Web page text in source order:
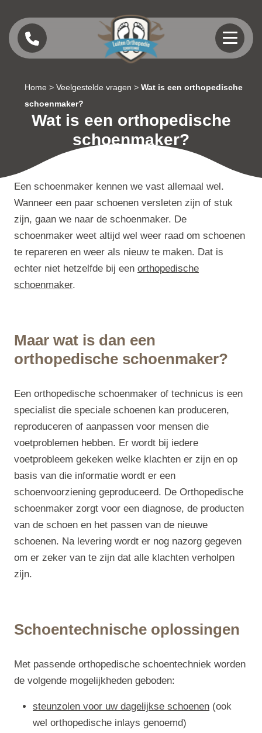
Home > Veelgestelde vragen > Wat is een orthopedische
schoenmaker?
Wat is een orthopedische
schoenmaker?
Een schoenmaker kennen we vast allemaal wel.
Wanneer een paar schoenen versleten zijn of stuk
zijn, gaan we naar de schoenmaker. De
schoenmaker weet altijd wel weer raad om schoenen
te repareren en weer als nieuw te maken. Dat is
echter niet hetzelfde bij een orthopedische
schoenmaker.
Maar wat is dan een
orthopedische schoenmaker?
Een orthopedische schoenmaker of technicus is een
specialist die speciale schoenen kan produceren,
reproduceren of aanpassen voor mensen die
voetproblemen hebben. Er wordt bij iedere
voetprobleem gekeken welke klachten er zijn en op
basis van die informatie wordt er een
schoenvoorziening geproduceerd. De Orthopedische
schoenmaker zorgt voor een diagnose, de producten
van de schoen en het passen van de nieuwe
schoenen. Na levering wordt er nog nazorg gegeven
om er zeker van te zijn dat alle klachten verholpen
zijn.
Schoentechnische oplossingen
Met passende orthopedische schoentechniek worden
de volgende mogelijkheden geboden:
steunzolen voor uw dagelijkse schoenen (ook
wel orthopedische inlays genoemd)